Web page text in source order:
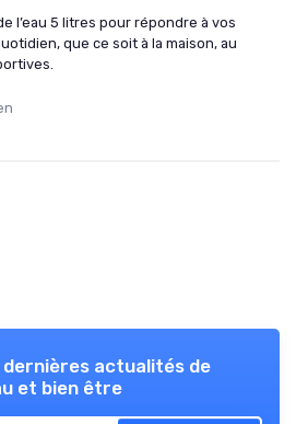
l’eau 5 litres pour répondre à vos
que ce soit à la maison, au
dernières actualités de
et bien être